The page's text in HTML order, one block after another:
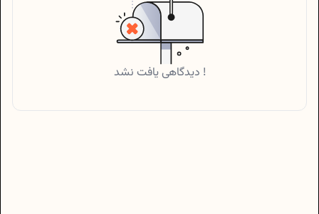
دیدگاهی یافت نشد !